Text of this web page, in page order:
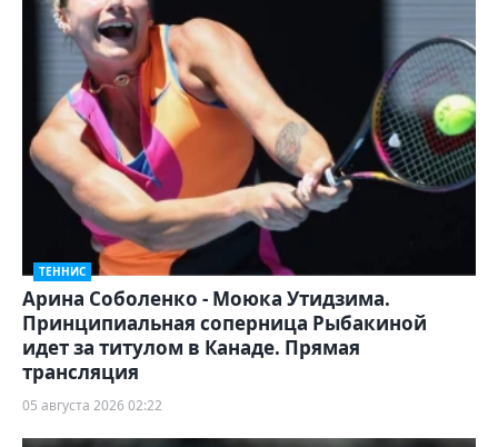
ТЕННИС
Арина Соболенко - Моюка Утидзима.
Принципиальная соперница Рыбакиной
идет за титулом в Канаде. Прямая
трансляция
05 августа 2026 02:22